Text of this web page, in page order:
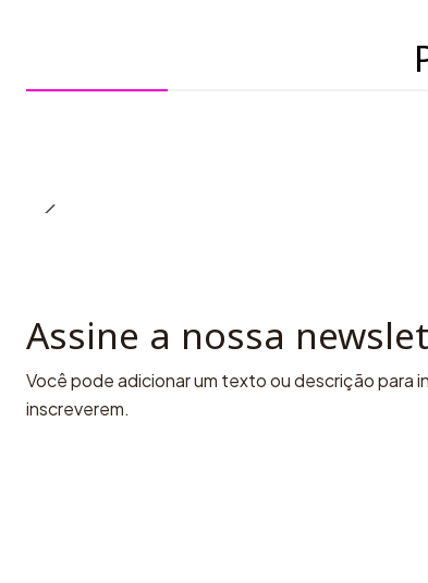
Assine a nossa
Você pode adicionar um texto ou descrição para
inscreverem.